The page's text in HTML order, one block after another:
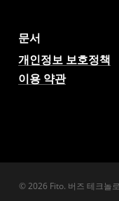
문서
개인정보 보호정책
이용 약관
© 2026 Fito. 버즈 테크놀